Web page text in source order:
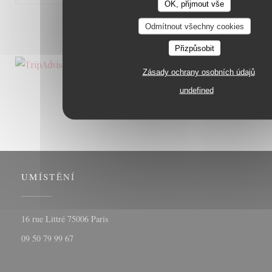
OK, přijmout vše
Odmítnout všechny cookies
Přizpůsobit
Zásady ochrany osobních údajů
undefined
3
UMÍSTĚNÍ
16 rue Littré 75006 Paris((otevře se v novém okně))
09 50 79 99 67